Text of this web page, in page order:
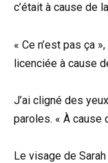
c’était à cause de
« Ce n’est pas ça
licenciée à cause
J’ai cligné des
paroles. « À cause
Le visage de